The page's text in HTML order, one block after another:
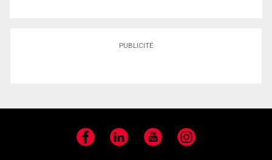
PUBLICITÉ
Facebook LinkedIn YouTube Instagram